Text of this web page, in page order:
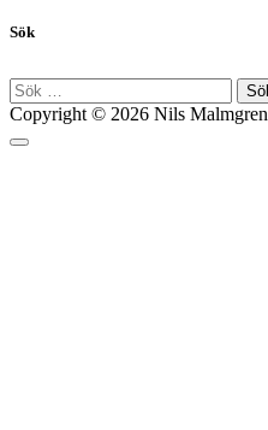
Sök
Sök
efter:
Copyright © 2026 Nils